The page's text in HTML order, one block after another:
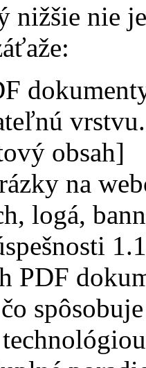
nižšie nie
obsah]
na
logá,
PDF